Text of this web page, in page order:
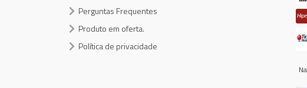
Perguntas Frequentes
Produto em oferta.
Política de privacidade